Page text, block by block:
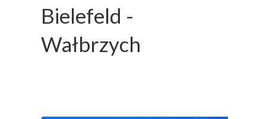
Bielefeld -
Wałbrzych